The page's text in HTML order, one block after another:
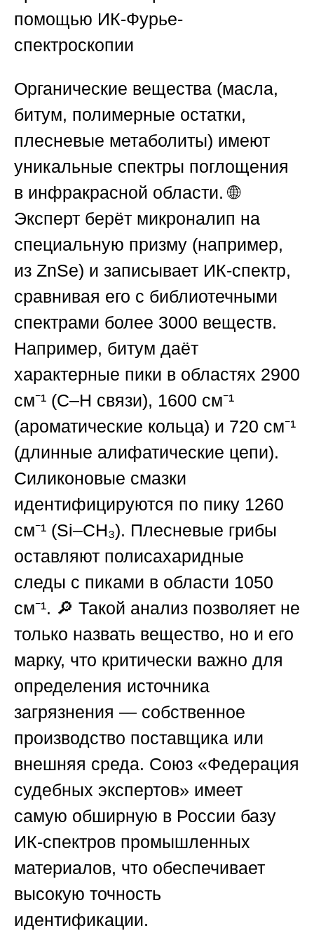
помощью ИК-Фурье-
спектроскопии
Органические вещества (масла,
битум, полимерные остатки,
плесневые метаболиты) имеют
уникальные спектры поглощения
в инфракрасной области. 🌐
Эксперт берёт микроналип на
специальную призму (например,
из ZnSe) и записывает ИК-спектр,
сравнивая его с библиотечными
спектрами более 3000 веществ.
Например, битум даёт
характерные пики в областях 2900
см⁻¹ (С–Н связи), 1600 см⁻¹
(ароматические кольца) и 720 см⁻¹
(длинные алифатические цепи).
Силиконовые смазки
идентифицируются по пику 1260
см⁻¹ (Si–CH₃). Плесневые грибы
оставляют полисахаридные
следы с пиками в области 1050
см⁻¹. 🔎 Такой анализ позволяет не
только назвать вещество, но и его
марку, что критически важно для
определения источника
загрязнения — собственное
производство поставщика или
внешняя среда. Союз «Федерация
судебных экспертов» имеет
самую обширную в России базу
ИК-спектров промышленных
материалов, что обеспечивает
высокую точность
идентификации.